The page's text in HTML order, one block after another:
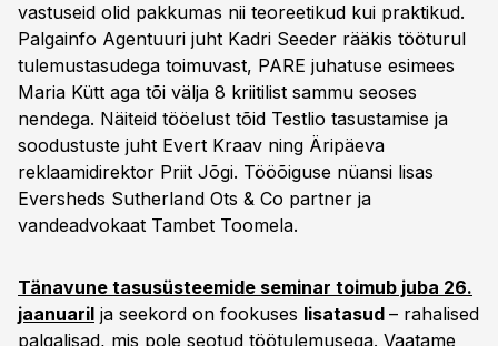
vastuseid olid pakkumas nii teoreetikud kui praktikud.
Palgainfo Agentuuri juht Kadri Seeder rääkis tööturul
tulemustasudega toimuvast, PARE juhatuse esimees
Maria Kütt aga tõi välja 8 kriitilist sammu seoses
nendega. Näiteid tööelust tõid Testlio tasustamise ja
soodustuste juht Evert Kraav ning Äripäeva
reklaamidirektor Priit Jõgi. Tööõiguse nüansi lisas
Eversheds Sutherland Ots & Co partner ja
vandeadvokaat Tambet Toomela.
Tänavune tasusüsteemide seminar toimub juba 26.
jaanuaril ja seekord on fookuses lisatasud – rahalised
palgalisad, mis pole seotud töötulemusega. Vaatame